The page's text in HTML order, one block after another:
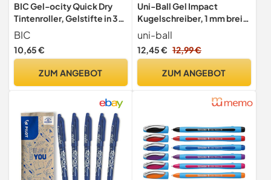
BIC Gel-ocity Quick Dry
Tintenroller, Gelstifte in 3
verschiedenen Farben,
Strichstärke Medium, mit
gummierter Griff-Fläche
BIC
10,65 €
ZUM ANGEBOT
Uni-Ball Gel Impact
Kugelschreiber, 1 mm breit,
Schwarz, Blau und Rot, 5
Stück
uni-ball
12,45 € 12,99 €
ZUM ANGEBOT